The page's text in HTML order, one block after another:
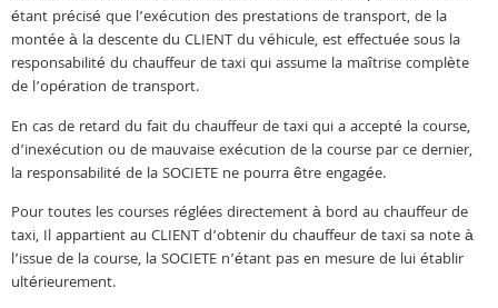
étant précisé que l’exécution des prestations de transport, de la
montée à la descente du CLIENT du véhicule, est effectuée sous la
responsabilité du chauffeur de taxi qui assume la maîtrise complète
de l’opération de transport.
En cas de retard du fait du chauffeur de taxi qui a accepté la course,
d’inexécution ou de mauvaise exécution de la course par ce dernier,
la responsabilité de la SOCIETE ne pourra être engagée.
Pour toutes les courses réglées directement à bord au chauffeur de
taxi, Il appartient au CLIENT d’obtenir du chauffeur de taxi sa note à
l’issue de la course, la SOCIETE n’étant pas en mesure de lui établir
ultérieurement.